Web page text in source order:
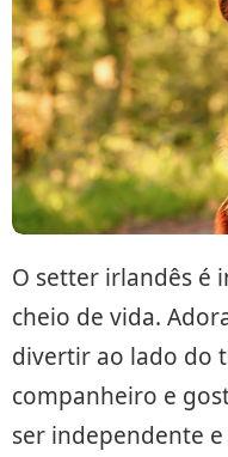
O setter irlandês é
cheio de vida.
divertir ao lado do
companheiro e
ser independente